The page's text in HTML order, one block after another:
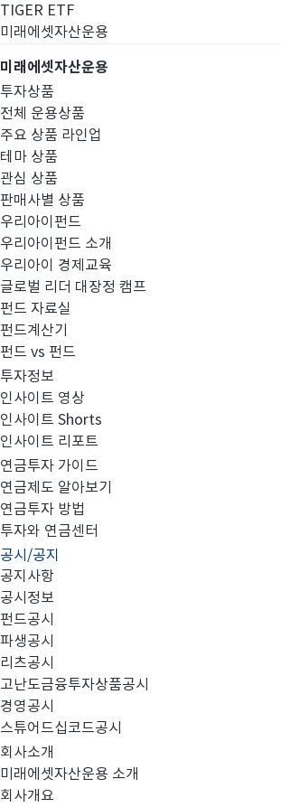
TIGER ETF
미래에셋자산운용
미래에셋자산운용
투자상품
전체 운용상품
주요 상품 라인업
테마 상품
관심 상품
판매사별 상품
우리아이펀드
우리아이펀드 소개
우리아이 경제교육
글로벌 리더 대장정 캠프
펀드 자료실
펀드계산기
펀드 vs 펀드
투자정보
인사이트 영상
인사이트 Shorts
인사이트 리포트
연금투자 가이드
연금제도 알아보기
연금투자 방법
투자와 연금센터
공시/공지
공지사항
공시정보
펀드공시
파생공시
리츠공시
고난도금융투자상품공시
경영공시
스튜어드십코드공시
회사소개
미래에셋자산운용 소개
회사개요
공지사항
회사합병공고
《회사합병공고 》
“다양한 Asset Class의 상품으로 간접
새로운 투자대안을 제공”하려는 New
맵스자산운용㈜와 SK투자신탁운용㈜